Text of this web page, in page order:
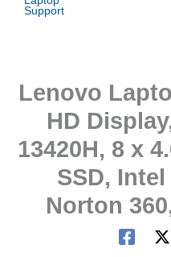
Lenovo
HD
13420H, 8 x
SSD,
Norton